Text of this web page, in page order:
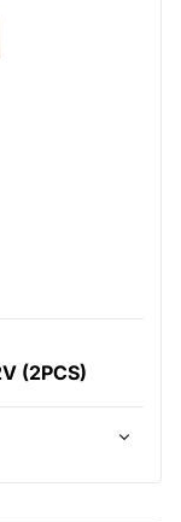
(2PCS)